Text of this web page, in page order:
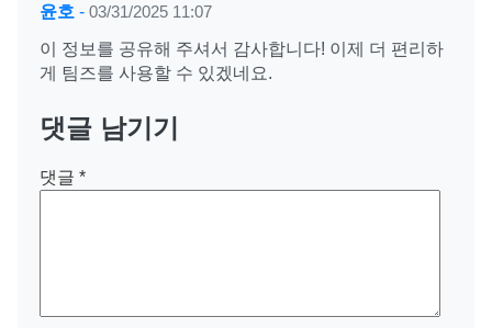
윤호 - 03/31/2025 11:07
이 정보를 공유해 주셔서 감사합니다! 이제 더 편리하
게 팀즈를 사용할 수 있겠네요.
댓글 남기기
댓글 *